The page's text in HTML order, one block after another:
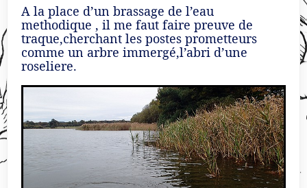
A la place d’un brassage de l’eau
methodique , il me faut faire preuve de
traque,cherchant les postes prometteurs
comme un arbre immergé,l’abri d’une
roseliere.